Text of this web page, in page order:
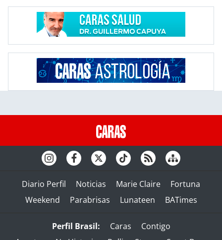
Diario Perfil Noticias Marie Claire
Fortuna
Weekend
Parabrisas Lunateen BATimes
Perfil Brasil: Caras
Contigo